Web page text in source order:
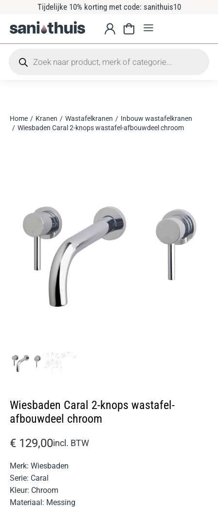
Tijdelijke 10% korting met code: sanithuis10
Je bent hier:
Home Kranen Wastafelkranen
Inbouw wastafelkranen
Wiesbaden Caral 2-knops wastafel-afbouwdeel chroom
Wiesbaden Caral 2-knops wastafel-
afbouwdeel chroom
€ 129,00incl. BTW
Merk: Wiesbaden
Serie: Caral
Kleur: Chroom
Materiaal: Messing